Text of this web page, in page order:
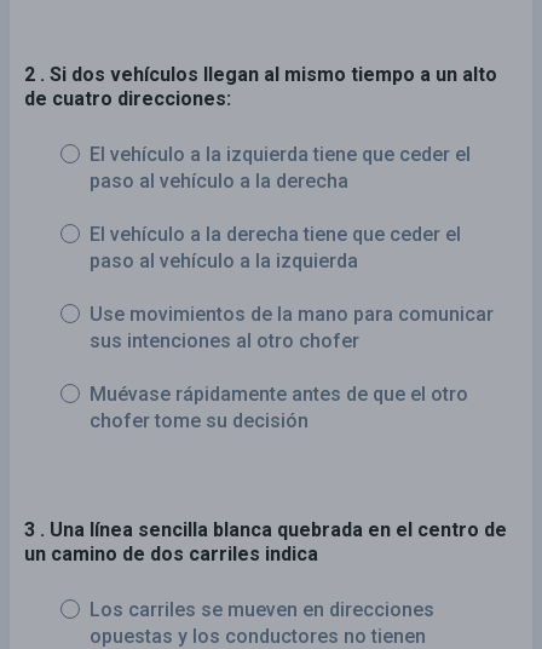
2 . Si dos vehículos llegan al mismo tiempo a un alto
de cuatro direcciones:
El vehículo a la izquierda tiene que ceder el
paso al vehículo a la derecha
El vehículo a la derecha tiene que ceder el
paso al vehículo a la izquierda
Use movimientos de la mano para comunicar
sus intenciones al otro chofer
Muévase rápidamente antes de que el otro
chofer tome su decisión
3 . Una línea sencilla blanca quebrada en el centro de
un camino de dos carriles indica
Los carriles se mueven en direcciones
opuestas y los conductores no tienen